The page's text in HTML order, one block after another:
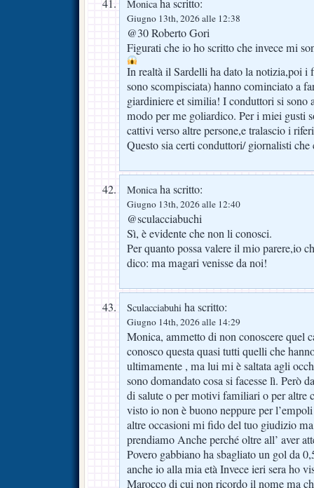
Monicaha scritto:
Giugno 13th, 2026 alle 12:38
@30 Roberto Gori
Figurati che io ho scritto che invece mi
In realtà il Sardelli ha dato la notizia,poi i
sono scompisciata) hanno cominciato a
giardiniere et similia! I conduttori si sono
modo per me goliardico. Per i miei gusti
cattivi verso altre persone,e tralascio i
Questo sia certi conduttori/ giornalisti
Monicaha scritto:
Giugno 13th, 2026 alle 12:40
@sculacciabuchi
Sì, è evidente che non li conosci.
Per quanto possa valere il mio parere,io
dico: ma magari venisse da noi!
Sculacciabuhi ha scritto:
Giugno 14th, 2026 alle 14:29
Monica, ammetto di non conoscere quel
conosco questa quasi tutti quelli che
ultimamente , ma lui mi è saltata agli
sono domandato cosa si facesse lì. Però
di salute o per motivi familiari o per altre
visto io non è buono neppure per
altre occasioni mi fido del tuo giudizio
prendiamo Anche perché oltre all’ aver
Povero gabbiano ha sbagliato un gol da
anche io alla mia età Invece ieri sera ho
Marocco di cui non ricordo il nome ma